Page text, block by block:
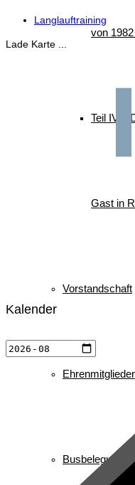
von
Teil IV –
Gast in
Vorstandschaft
Busbelegung
Langlauftraining
Lade Karte ...
Kalender